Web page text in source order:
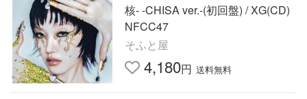
核- -CHISA ver.-(初回盤) / XG(CD)
NFCC47
そふと屋
4,180円 送料無料